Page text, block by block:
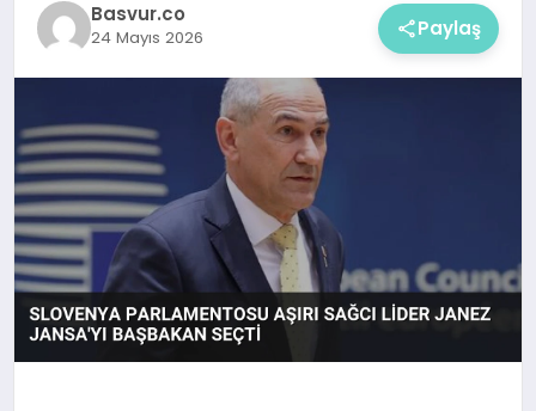
Basvur.co
24 Mayıs 2026 Paylaş